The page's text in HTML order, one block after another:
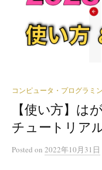
コンピュータ・プログラミ
【使い方】は
チュートリア
Posted on 2022年10月31日